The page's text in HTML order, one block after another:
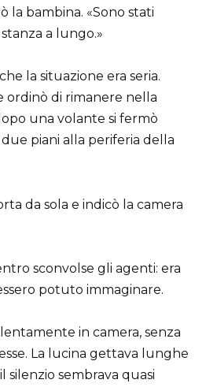
la bambina. «Sono stati
a lungo.»
la situazione era seria.
ordinò di rimanere nella
una volante si fermò
piani alla periferia della
da sola e indicò la camera
sconvolse gli agenti: era
potuto immaginare.
in camera, senza
La lucina gettava lunghe
silenzio sembrava quasi